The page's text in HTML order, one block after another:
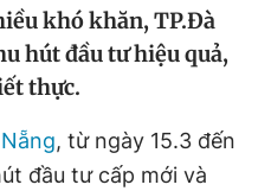
Tin 360
khó khăn, TP.Đà
hút đầu tư hiệu quả,
thực.
, từ ngày 15.3 đến
đầu tư cấp mới và